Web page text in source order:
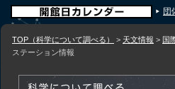
団
TOP（科学について調べる） > 天文情報 > 国
ステーション情報